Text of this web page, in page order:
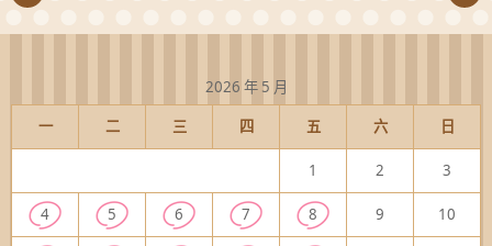
2026 年 5 月
一
二 三 四 五 六 日
1 2 3
4 5 6 7 8 9 10